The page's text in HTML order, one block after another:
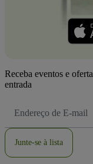
Receba eventos e
entrada
de
Junte-se à lista